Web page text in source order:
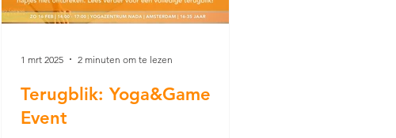
Terugblik: Yoga&Game
Event
1 mrt 2025 2 minuten om te lezen